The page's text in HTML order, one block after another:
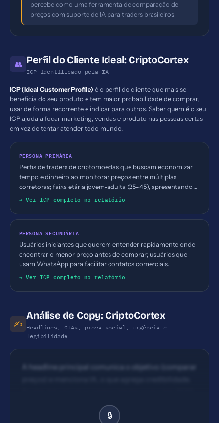
percebe como uma ferramenta de comparação de
preços com suporte de IA para traders brasileiros.
👥 Perfil do Cliente Ideal: CriptoCortex
ICP identificado pela IA
ICP (Ideal Customer Profile) é o perfil do cliente que mais se
beneficia do seu produto e tem maior probabilidade de comprar,
usar de forma recorrente e indicar para outros. Saber quem é o seu
ICP ajuda a focar marketing, vendas e produto nas pessoas certas
em vez de tentar atender todo mundo.
PERSONA PRIMÁRIA
Perfis de traders de criptomoedas que buscam economizar
tempo e dinheiro ao monitorar preços entre múltiplas
corretoras; faixa etária jovem-adulta (25-45), apresentando
interesse em finanças, trading e IA.
→ Ver ICP completo no relatório
PERSONA SECUNDÁRIA
Usuários iniciantes que querem entender rapidamente onde
encontrar o menor preço antes de comprar; usuários que
usam WhatsApp para facilitar contatos comerciais.
→ Ver ICP completo no relatório
✍️
Análise de Copy: CriptoCortex
Headlines, CTAs, prova social, urgência e
legibilidade
A headline principal comunica o objetivo (comparar
que podem confundir visitantes quanto à
atualidade. Clareza suficiente para captar interesse
🔒